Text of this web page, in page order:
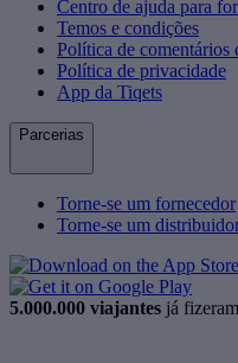
Centro de ajuda para
Temos e condições
Política de comentários
Política de privacidade
App da Tiqets
Parcerias
Torne-se um fornecedor
Torne-se um
5.000.000 viajantes já